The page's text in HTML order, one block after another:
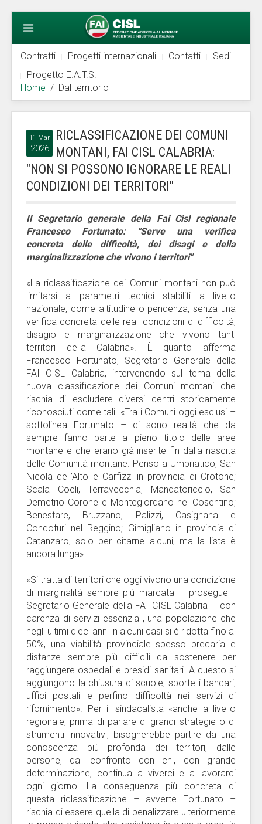
Contratti Progetti internazionali Contatti
Sedi
Progetto E.A.T.S.
Home
Dal territorio
11 Mar
2026
RICLASSIFICAZIONE DEI COMUNI
MONTANI, FAI CISL CALABRIA:
"NON SI POSSONO IGNORARE LE REALI
CONDIZIONI DEI TERRITORI"
Il Segretario generale della Fai Cisl regionale
Francesco Fortunato: "Serve una verifica
concreta delle difficoltà, dei disagi e della
marginalizzazione che vivono i territori"
«La riclassificazione dei Comuni montani non può
limitarsi a parametri tecnici stabiliti a livello
nazionale, come altitudine o pendenza, senza una
verifica concreta delle reali condizioni di difficoltà,
disagio e marginalizzazione che vivono tanti
territori della Calabria». È quanto afferma
Francesco Fortunato, Segretario Generale della
FAI CISL Calabria, intervenendo sul tema della
nuova classificazione dei Comuni montani che
rischia di escludere diversi centri storicamente
riconosciuti come tali. «Tra i Comuni oggi esclusi –
sottolinea Fortunato – ci sono realtà che da
sempre fanno parte a pieno titolo delle aree
montane e che erano già inserite fin dalla nascita
delle Comunità montane. Penso a Umbriatico, San
Nicola dell’Alto e Carfizzi in provincia di Crotone;
Scala Coeli, Terravecchia, Mandatoriccio, San
Demetrio Corone e Montegiordano nel Cosentino;
Benestare, Bruzzano, Palizzi, Casignana e
Condofuri nel Reggino; Gimigliano in provincia di
Catanzaro, solo per citarne alcuni, ma la lista è
ancora lunga».
«Si tratta di territori che oggi vivono una condizione
di marginalità sempre più marcata – prosegue il
Segretario Generale della FAI CISL Calabria – con
carenza di servizi essenziali, una popolazione che
negli ultimi dieci anni in alcuni casi si è ridotta fino al
50%, una viabilità provinciale spesso precaria e
distanze sempre più difficili da sostenere per
raggiungere ospedali e presidi sanitari. A questo si
aggiungono la chiusura di scuole, sportelli bancari,
uffici postali e perfino difficoltà nei servizi di
rifornimento». Per il sindacalista «anche a livello
regionale, prima di parlare di grandi strategie o di
strumenti innovativi, bisognerebbe partire da una
conoscenza più profonda dei territori, dalle
persone, dal confronto con chi, con grande
determinazione, continua a viverci e a lavorarci
ogni giorno. La conseguenza più concreta di
questa riclassificazione – avverte Fortunato –
rischia di essere quella di penalizzare ulteriormente